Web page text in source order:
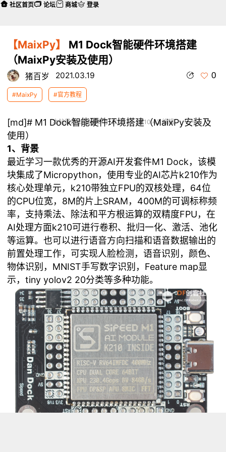
【MaixPy】
M1 Dock智能硬件环境搭建
（MaixPy安装及使用）
猪百岁 2021.03.19 0
#MaixPy #官方教程
本帖最后由 猪百岁 于 2021-3-19 10:43 编辑
[md]# M1 Dock智能硬件环境搭建（MaixPy安装及
使用）
1、背景
最近学习一款优秀的开源AI开发套件M1 Dock，该模
块集成了Micropython，使用专业的AI芯片k210作为
核心处理单元，k210带独立FPU的双核处理，64位
的CPU位宽，8M的片上SRAM，400M的可调标称频
率，支持乘法、除法和平方根运算的双精度FPU，在
AI处理方面k210可进行卷积、批归一化、激活、池化
等运算。也可以进行语音方向扫描和语音数据输出的
前置处理工作，可实现人脸检测，语音识别，颜色、
物体识别，MNIST手写数字识别，Feature map显
示，tiny yolov2 20分类等多种功能。
社区首页 论坛 商城 登录